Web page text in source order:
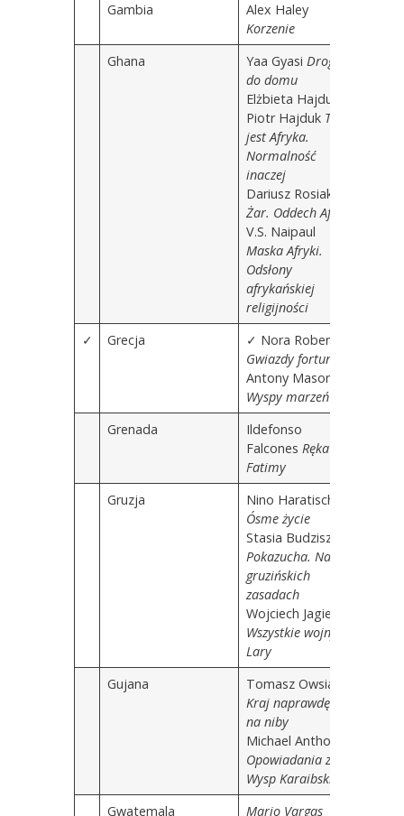
Gambia
Alex Haley
Korzenie
Ghana
Yaa Gyasi Droga
do domu
Elżbieta Hajduk,
Piotr Hajduk To
jest Afryka.
Normalność
inaczej
Dariusz Rosiak
Żar. Oddech Afryki
V.S. Naipaul
Maska Afryki.
Odsłony
afrykańskiej
religijności
✓
Grecja ✓ Nora Roberts
Gwiazdy fortuny
Antony Mason
Wyspy marzeń
Grenada
Ildefonso
Falcones Ręka
Fatimy
Gruzja
Nino Haratischwili
Ósme życie
Stasia Budzisz
Pokazucha. Na
gruzińskich
zasadach
Wojciech Jagielski
Wszystkie wojny
Lary
Gujana
Tomasz Owsiany
Kraj naprawdę i
na niby
Michael Anthony
Opowiadania z
Wysp Karaibskich
Gwatemala
Mario Vargas